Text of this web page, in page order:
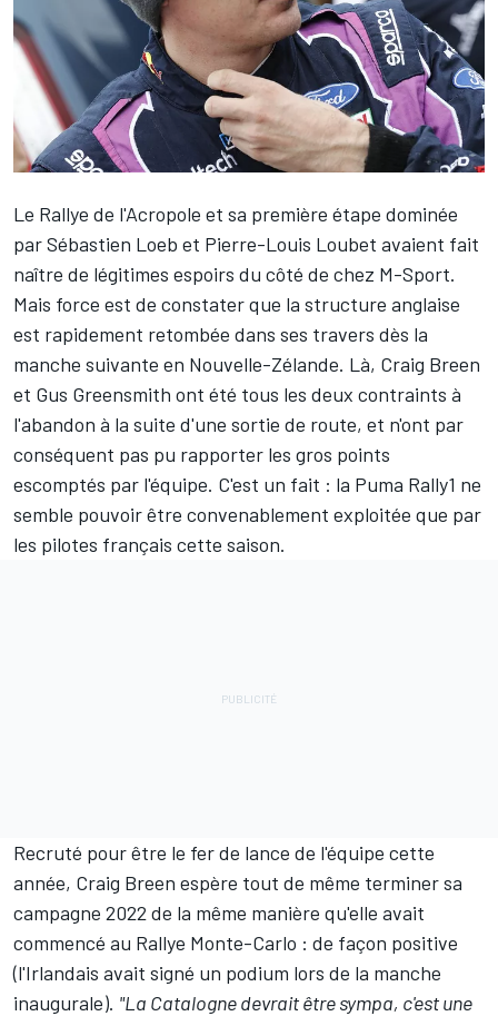
Le Rallye de l'Acropole et sa première étape dominée
parSébastien Loeb et Pierre-Louis Loubet avaient fait
naître de légitimes espoirs du côté de chez M-Sport.
Mais force est de constater que la structure anglaise
est rapidement retombée dans ses travers dès la
manche suivante en Nouvelle-Zélande. Là, Craig Breen
et Gus Greensmith ont été tous les deux contraints à
l'abandon à la suite d'une sortie de route, et n'ont par
conséquent pas pu rapporter les gros points
escomptés par l'équipe. C'est un fait : la Puma Rally1 ne
semble pouvoir être convenablement exploitée que par
les pilotes français cette saison.
Recruté pour être le fer de lance de l'équipe cette
année, Craig Breen espère tout de même terminer sa
campagne 2022 de la même manière qu'elle avait
commencé au Rallye Monte-Carlo : de façon positive
(l'Irlandais avait signé un podium lors de la manche
inaugurale). "La Catalogne devrait être sympa, c'est une